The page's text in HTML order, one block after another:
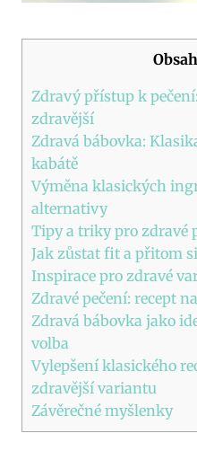
Zdravý přístup k
zdravější
Zdravá bábovka:
kabátě
Výměna klasických
alternativy
Tipy a triky pro zdravé
Jak zůstat fit a přitom
Inspirace pro zdravé
Zdravé pečení: recept
Zdravá bábovka jako
volba
Vylepšení klasického
zdravější variantu
Závěrečné myšlenky